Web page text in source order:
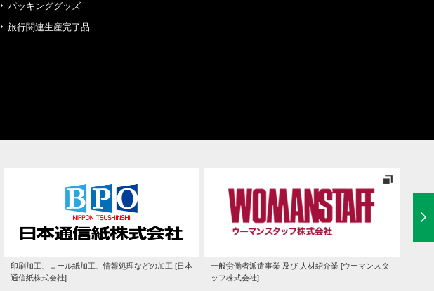
パッキンググッズ
旅行関連生産完了品
印刷加工、ロール紙加工、情報処理などの加工 [日本
通信紙株式会社]
一般労働者派遣事業 及び 人材紹介業 [ウーマンスタ
ッフ株式会社]